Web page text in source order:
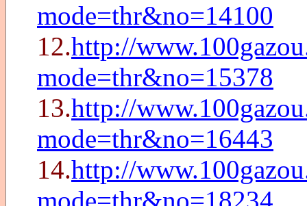
mode=thr&no=14100
12.http://
mode=thr&no=15378
13.http://
mode=thr&no=16443
14.http://